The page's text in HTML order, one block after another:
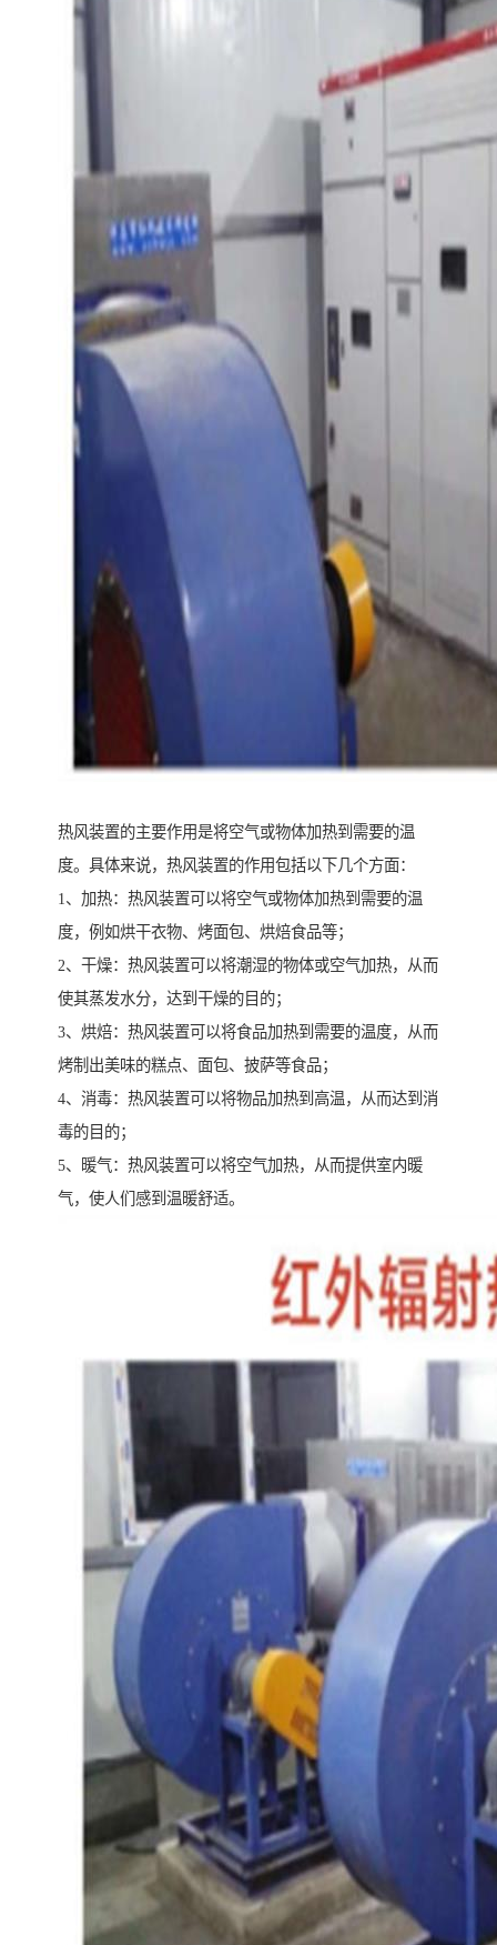
热风装置的主要作用是将空气或物体加热到需要的温
度。具体来说，热风装置的作用包括以下几个方面：
1、加热：热风装置可以将空气或物体加热到需要的温
度，例如烘干衣物、烤面包、烘焙食品等；
2、干燥：热风装置可以将潮湿的物体或空气加热，从而
使其蒸发水分，达到干燥的目的；
3、烘焙：热风装置可以将食品加热到需要的温度，从而
烤制出美味的糕点、面包、披萨等食品；
4、消毒：热风装置可以将物品加热到高温，从而达到消
毒的目的；
5、暖气：热风装置可以将空气加热，从而提供室内暖
气，使人们感到温暖舒适。